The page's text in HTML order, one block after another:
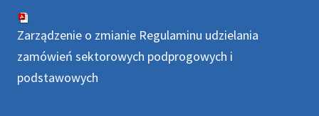
Zarządzenie o zmianie Regulaminu udzielania
zamówień sektorowych podprogowych i
podstawowych